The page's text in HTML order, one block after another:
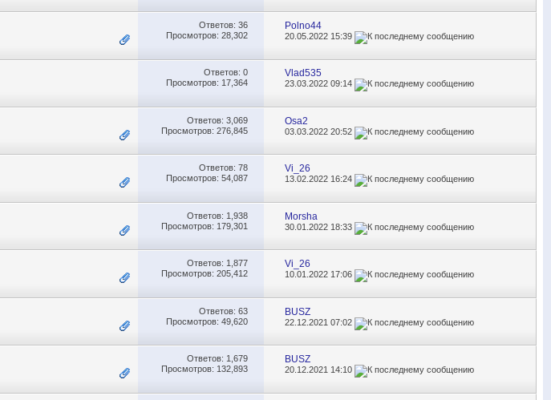
Ответов: 36
Просмотров: 28,302
Polno44
20.05.2022 15:39
Ответов: 0
Просмотров: 17,364
Vlad535
23.03.202209:14
Ответов: 3,069
Просмотров: 276,845
Osa2
03.03.202220:52
Ответов: 78
Просмотров: 54,087
Vi_26
13.02.2022 16:24
Ответов: 1,938
Просмотров: 179,301
Morsha
30.01.2022 18:33
Ответов: 1,877
Просмотров: 205,412
Vi_26
10.01.2022 17:06
Ответов: 63
Просмотров: 49,620
BUSZ
22.12.202107:02
Ответов: 1,679
Просмотров: 132,893
BUSZ
20.12.2021 14:10